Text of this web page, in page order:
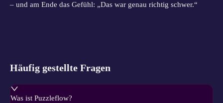
– und am Ende das Gefühl: „Das war genau richtig schwer.“
Häufig gestellte Fragen
Was ist Puzzleflow?